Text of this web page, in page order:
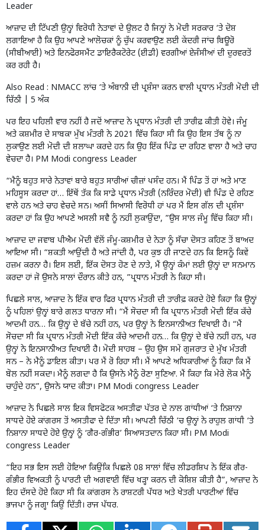
Leader
ਆਜ਼ਾਦ ਦੀ ਟਿੱਪਣੀ ਉਨ੍ਹਾਂ ਵਿਰੋਧੀ ਨੇਤਾਵਾਂ ਦੇ ਉਲਟ ਹੈ ਜਿਨ੍ਹਾਂ ਨੇ ਮੋਦੀ ਸਰਕਾਰ ‘ਤੇ ਦੋਸ਼
ਲਗਾਇਆ ਹੈ ਕਿ ਉਹ ਆਪਣੇ ਆਲੋਚਕਾਂ ਨੂੰ ਚੁੱਪ ਕਰਵਾਉਣ ਲਈ ਕੇਂਦਰੀ ਜਾਂਚ ਬਿਊਰੋ
(ਸੀਬੀਆਈ) ਅਤੇ ਇਨਫੋਰਸਮੈਂਟ ਡਾਇਰੈਕਟੋਰੇਟ (ਈਡੀ) ਵਰਗੀਆਂ ਏਜੰਸੀਆਂ ਦੀ ਦੁਰਵਰਤੋਂ
ਕਰ ਰਹੀ ਹੈ।
Also Read : NMACC ਲਾਂਚ ‘ਤੇ ਅੰਬਾਨੀ ਦੀ ਪ੍ਰਸ਼ੰਸਾ ਕਰਨ ਵਾਲੀ ਪ੍ਰਧਾਨ ਮੰਤਰੀ ਮੋਦੀ ਦੀ
ਚਿੱਠੀ | 5 ਅੰਕ
ਪਰ ਇਹ ਪਹਿਲੀ ਵਾਰ ਨਹੀਂ ਹੈ ਜਦੋਂ ਆਜ਼ਾਦ ਨੇ ਪ੍ਰਧਾਨ ਮੰਤਰੀ ਦੀ ਤਾਰੀਫ਼ ਕੀਤੀ ਹੋਵੇ। ਜੰਮੂ
ਅਤੇ ਕਸ਼ਮੀਰ ਦੇ ਸਾਬਕਾ ਮੁੱਖ ਮੰਤਰੀ ਨੇ 2021 ਵਿੱਚ ਕਿਹਾ ਸੀ ਕਿ ਉਹ ਇਸ ਤੱਥ ਨੂੰ ਨਾ
ਲੁਕਾਉਣ ਲਈ ਮੋਦੀ ਦੀ ਸ਼ਲਾਘਾ ਕਰਦੇ ਹਨ ਕਿ ਉਹ ਇੱਕ ਪਿੰਡ ਦਾ ਰਹਿਣ ਵਾਲਾ ਹੈ ਅਤੇ ਚਾਹ
ਵੇਚਦਾ ਹੈ। PM Modi congress Leader
“ਮੈਨੂੰ ਬਹੁਤ ਸਾਰੇ ਨੇਤਾਵਾਂ ਬਾਰੇ ਬਹੁਤ ਸਾਰੀਆਂ ਚੀਜ਼ਾਂ ਪਸੰਦ ਹਨ। ਮੈਂ ਪਿੰਡ ਤੋਂ ਹਾਂ ਅਤੇ ਮਾਣ
ਮਹਿਸੂਸ ਕਰਦਾ ਹਾਂ… ਇੱਥੋਂ ਤੱਕ ਕਿ ਸਾਡੇ ਪ੍ਰਧਾਨ ਮੰਤਰੀ (ਨਰਿੰਦਰ ਮੋਦੀ) ਵੀ ਪਿੰਡ ਦੇ ਰਹਿਣ
ਵਾਲੇ ਹਨ ਅਤੇ ਚਾਹ ਵੇਚਦੇ ਸਨ। ਅਸੀਂ ਸਿਆਸੀ ਵਿਰੋਧੀ ਹਾਂ ਪਰ ਮੈਂ ਇਸ ਗੱਲ ਦੀ ਪ੍ਰਸ਼ੰਸਾ
ਕਰਦਾ ਹਾਂ ਕਿ ਉਹ ਆਪਣੇ ਅਸਲੀ ਸਵੈ ਨੂੰ ਨਹੀਂ ਲੁਕਾਉਂਦਾ, ”ਉਸ ਸਾਲ ਜੰਮੂ ਵਿੱਚ ਕਿਹਾ ਸੀ।
ਆਜ਼ਾਦ ਦਾ ਜਵਾਬ ਪੀਐਮ ਮੋਦੀ ਵੱਲੋਂ ਜੰਮੂ-ਕਸ਼ਮੀਰ ਦੇ ਨੇਤਾ ਨੂੰ ਸੱਚਾ ਦੋਸਤ ਕਹਿਣ ਤੋਂ ਬਾਅਦ
ਆਇਆ ਸੀ। “ਸ਼ਕਤੀ ਆਉਂਦੀ ਹੈ ਅਤੇ ਜਾਂਦੀ ਹੈ, ਪਰ ਕੁਝ ਹੀ ਜਾਣਦੇ ਹਨ ਕਿ ਇਸਨੂੰ ਕਿਵੇਂ
ਹਜ਼ਮ ਕਰਨਾ ਹੈ। ਇਸ ਲਈ, ਇੱਕ ਦੋਸਤ ਹੋਣ ਦੇ ਨਾਤੇ, ਮੈਂ ਉਨ੍ਹਾਂ ਕੰਮਾਂ ਲਈ ਉਨ੍ਹਾਂ ਦਾ ਸਨਮਾਨ
ਕਰਦਾ ਹਾਂ ਜੋ ਉਸਨੇ ਸਾਲਾਂ ਦੌਰਾਨ ਕੀਤੇ ਹਨ, ”ਪ੍ਰਧਾਨ ਮੰਤਰੀ ਨੇ ਕਿਹਾ ਸੀ।
ਪਿਛਲੇ ਸਾਲ, ਆਜ਼ਾਦ ਨੇ ਇੱਕ ਵਾਰ ਫਿਰ ਪ੍ਰਧਾਨ ਮੰਤਰੀ ਦੀ ਤਾਰੀਫ਼ ਕਰਦੇ ਹੋਏ ਕਿਹਾ ਕਿ ਉਨ੍ਹਾਂ
ਨੂੰ ਪਹਿਲਾਂ ਉਨ੍ਹਾਂ ਬਾਰੇ ਗਲਤ ਧਾਰਨਾ ਸੀ। “ਮੈਂ ਸੋਚਦਾ ਸੀ ਕਿ ਪ੍ਰਧਾਨ ਮੰਤਰੀ ਮੋਦੀ ਇੱਕ ਕੱਚੇ
ਆਦਮੀ ਹਨ… ਕਿ ਉਨ੍ਹਾਂ ਦੇ ਬੱਚੇ ਨਹੀਂ ਹਨ, ਪਰ ਉਨ੍ਹਾਂ ਨੇ ਇਨਸਾਨੀਅਤ ਦਿਖਾਈ ਹੈ। “ਮੈਂ
ਸੋਚਦਾ ਸੀ ਕਿ ਪ੍ਰਧਾਨ ਮੰਤਰੀ ਮੋਦੀ ਇੱਕ ਕੱਚੇ ਆਦਮੀ ਹਨ… ਕਿ ਉਨ੍ਹਾਂ ਦੇ ਬੱਚੇ ਨਹੀਂ ਹਨ, ਪਰ
ਉਨ੍ਹਾਂ ਨੇ ਇਨਸਾਨੀਅਤ ਦਿਖਾਈ ਹੈ। ਮੋਦੀ ਸਾਹਬ – ਉਹ ਉਸ ਸਮੇਂ ਗੁਜਰਾਤ ਦੇ ਮੁੱਖ ਮੰਤਰੀ
ਸਨ – ਨੇ ਮੈਨੂੰ ਡਾਇਲ ਕੀਤਾ। ਪਰ ਮੈਂ ਰੋ ਰਿਹਾ ਸੀ। ਮੈਂ ਆਪਣੇ ਅਧਿਕਾਰੀਆਂ ਨੂੰ ਕਿਹਾ ਕਿ ਮੈਂ
ਬੋਲ ਨਹੀਂ ਸਕਦਾ। ਮੈਨੂੰ ਲਗਦਾ ਹੈ ਕਿ ਉਸਨੇ ਮੈਨੂੰ ਰੋਣਾ ਸੁਣਿਆ. ਮੈਂ ਕਿਹਾ ਕਿ ਮੇਰੇ ਲੋਕ ਮੈਨੂੰ
ਚਾਹੁੰਦੇ ਹਨ”, ਉਸਨੇ ਯਾਦ ਕੀਤਾ। PM Modi congress Leader
ਆਜ਼ਾਦ ਨੇ ਪਿਛਲੇ ਸਾਲ ਇਕ ਵਿਸਫੋਟਕ ਅਸਤੀਫਾ ਪੱਤਰ ਦੇ ਨਾਲ ਗਾਂਧੀਆਂ ‘ਤੇ ਨਿਸ਼ਾਨਾ
ਸਾਧਦੇ ਹੋਏ ਕਾਂਗਰਸ ਤੋਂ ਅਸਤੀਫਾ ਦੇ ਦਿੱਤਾ ਸੀ। ਆਪਣੀ ਚਿੱਠੀ ‘ਚ ਉਨ੍ਹਾਂ ਨੇ ਰਾਹੁਲ ਗਾਂਧੀ ‘ਤੇ
ਨਿਸ਼ਾਨਾ ਸਾਧਦੇ ਹੋਏ ਉਨ੍ਹਾਂ ਨੂੰ ‘ਗੈਰ-ਗੰਭੀਰ’ ਸਿਆਸਤਦਾਨ ਕਿਹਾ ਸੀ। PM Modi
congress Leader
“ਇਹ ਸਭ ਇਸ ਲਈ ਹੋਇਆ ਕਿਉਂਕਿ ਪਿਛਲੇ 08 ਸਾਲਾਂ ਵਿੱਚ ਲੀਡਰਸ਼ਿਪ ਨੇ ਇੱਕ ਗੈਰ-
ਗੰਭੀਰ ਵਿਅਕਤੀ ਨੂੰ ਪਾਰਟੀ ਦੀ ਅਗਵਾਈ ਵਿੱਚ ਖੜ੍ਹਾ ਕਰਨ ਦੀ ਕੋਸ਼ਿਸ਼ ਕੀਤੀ ਹੈ”, ਆਜ਼ਾਦ ਨੇ
ਇਹ ਦੱਸਦੇ ਹੋਏ ਕਿਹਾ ਸੀ ਕਿ ਕਾਂਗਰਸ ਨੇ ਰਾਸ਼ਟਰੀ ਪੱਧਰ ਅਤੇ ਖੇਤਰੀ ਪਾਰਟੀਆਂ ਵਿੱਚ
ਭਾਜਪਾ ਨੂੰ ਜਗ੍ਹਾ ਕਿਉਂ ਦਿੱਤੀ। ਰਾਜ ਪੱਧਰ.